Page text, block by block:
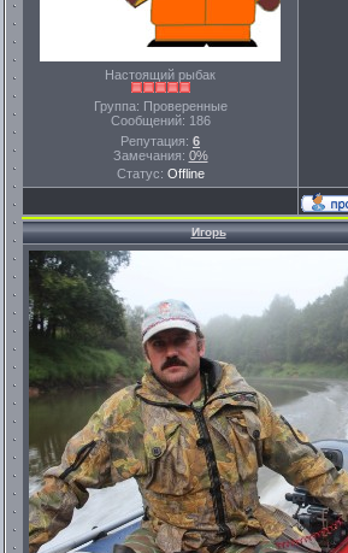
Настоящий рыбак
Группа: Проверенные
Сообщений: 186
Репутация: 6
Замечания: 0%
Статус: Offline
Игорь